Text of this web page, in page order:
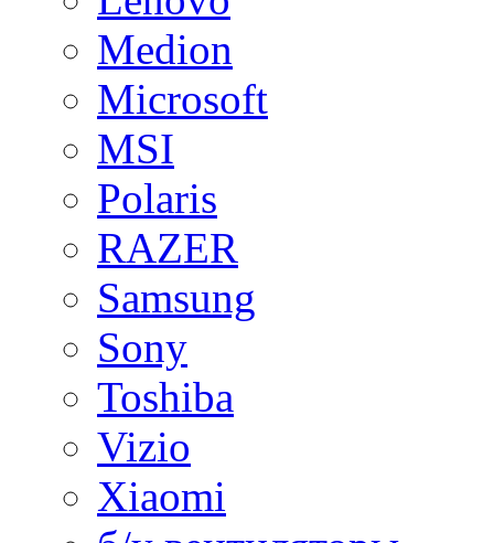
Medion
Microsoft
MSI
Polaris
RAZER
Samsung
Sony
Toshiba
Vizio
Xiaomi